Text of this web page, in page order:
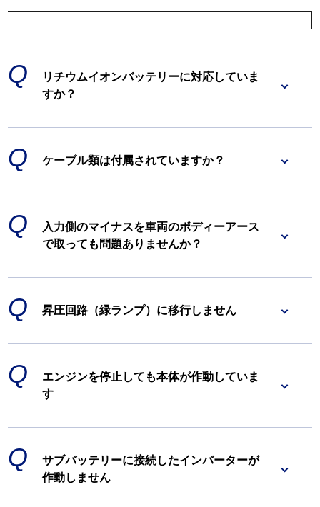
リチウムイオンバッテリーに対応していま
すか？
ケーブル類は付属されていますか？
入力側のマイナスを車両のボディーアース
で取っても問題ありませんか？
昇圧回路（緑ランプ）に移行しません
エンジンを停止しても本体が作動していま
す
サブバッテリーに接続したインバーターが
作動しません